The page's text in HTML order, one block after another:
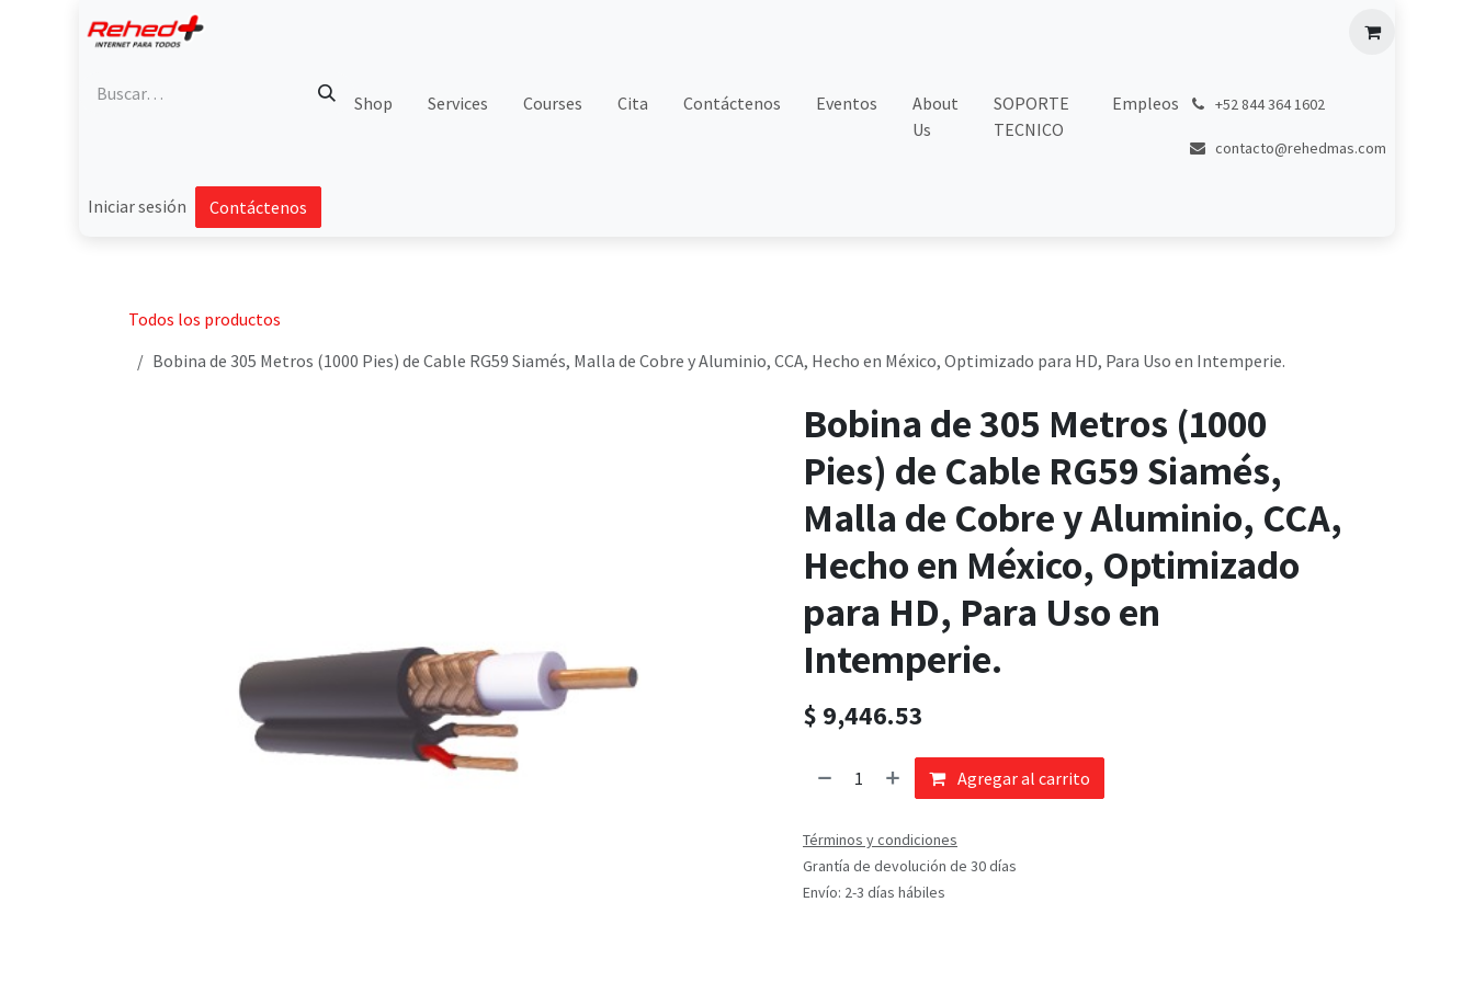
Shop Services Courses Cita Contáctenos Eventos
About
Us
SOPORTE
TECNICO
Empleos +52 844 364 1602
contacto@rehedmas.com
Iniciar sesión Contáctenos
Todos los productos
Bobina de 305 Metros (1000 Pies) de Cable RG59 Siamés, Malla de Cobre y Aluminio, CCA, Hecho en México, Optimizado para HD, Para Uso en Intemperie.
Bobina de 305 Metros (1000
Pies) de Cable RG59 Siamés,
Malla de Cobre y Aluminio, CCA,
Hecho en México, Optimizado
para HD, Para Uso en
Intemperie.
$ 9,446.53
Agregar al carrito
Términos y condiciones
Grantía de devolución de 30 días
Envío: 2-3 días hábiles